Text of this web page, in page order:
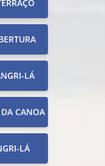
LÁ
CANOA
LÁ